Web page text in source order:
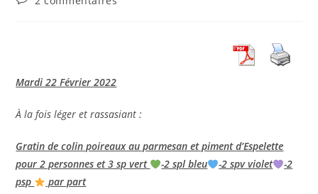
la
Mardi 22 Février 2022
À la fois léger et rassasiant :
Gratin de colin poireaux au parmesan et piment d’Espelette
pour 2 personnes et 3 sp vert
-2 spl bleu -2 spv violet
-2
psp
par part